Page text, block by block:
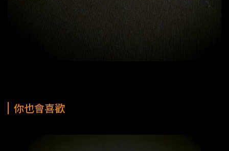
你也會喜歡